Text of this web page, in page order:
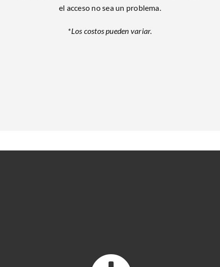
el acceso no sea un problema.
*Los costos pueden variar.